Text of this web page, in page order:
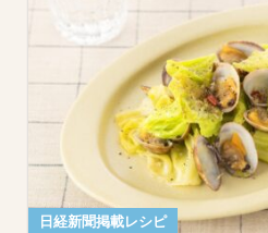
日経新聞掲載レシピ